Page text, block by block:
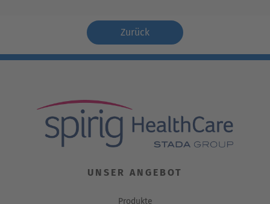
Zurück
UNSER ANGEBOT
Produkte